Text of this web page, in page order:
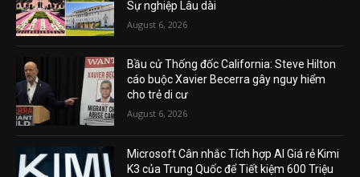
Sự nghiệp Lâu dài
August 6, 2026
Bầu cử Thống đốc California: Steve Hilton
cáo buộc Xavier Becerra gây nguy hiểm
cho trẻ di cư
August 6, 2026
Microsoft Cân nhắc Tích hợp AI Giá rẻ Kimi
K3 của Trung Quốc để Tiết kiệm 600 Triệu